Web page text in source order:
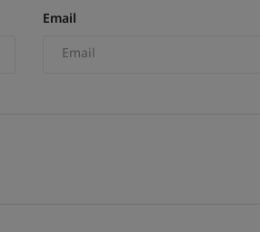
Email